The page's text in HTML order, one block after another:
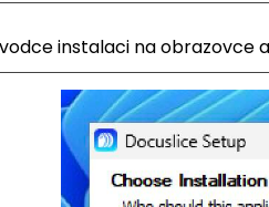
instalaci na obrazovce